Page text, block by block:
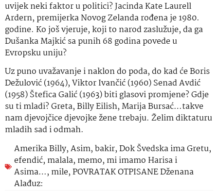
uvijek neki faktor u politici? Jacinda Kate Laurell
Ardern, premijerka Novog Zelanda rođena je 1980.
godine. Ko još vjeruje, koji to narod zaslužuje, da ga
Dušanka Majkićsa punih68 godina povede u
Evropskuuniju?
Uz puno uvažavanje i naklon do poda, do kad će Boris
Dežulović (1964), Viktor Ivančić (1960) Senad Avdić
(1958) Štefica Galić (1963) biti glasovi promjene? Gdje
su ti mladi? Greta, Billy Eilish, Marija Bursać…takve
nam djevojčice djevojke žene trebaju. Želim diktaturu
mladih sad i odmah.
Amerika Billy,Asim,bakir,Dok Švedska ima Gretu,
efendić, malala, memo, mi imamo Harisa i
Asima…, mile,POVRATAK OTPISANE Dženana
Alađuz: